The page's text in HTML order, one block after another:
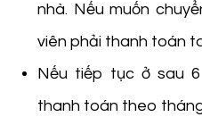
nhà. Nếu muốn
viên phải thanh toán
Nếu tiếp tục ở sau
thanh toán theo